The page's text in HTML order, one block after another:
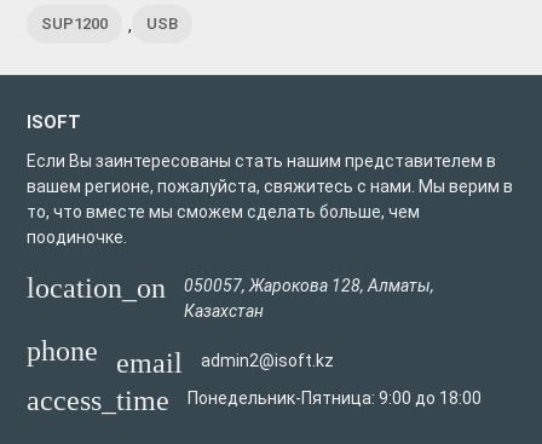
SUP1200 , USB
ISOFT
Если Вы заинтересованы стать нашим представителем в
вашем регионе, пожалуйста, свяжитесь с нами. Мы верим в
то, что вместе мы сможем сделать больше, чем
поодиночке.
location_on 050057,Жарокова 128,Алматы,
Казахстан
phone email admin2@isoft.kz
access_time Понедельник-Пятница: 9:00 до 18:00